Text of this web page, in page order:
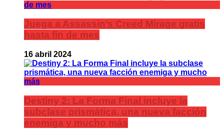
Juega a Assassin’s Creed Mirage gratis
hasta fin de mes
16 abril 2024
Destiny 2: La Forma Final incluye la
subclase prismática, una nueva facción
enemiga y mucho más